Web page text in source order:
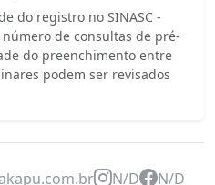
do registro no SINASC -
de consultas de pré-
do preenchimento entre
podem ser revisados
N/D N/D